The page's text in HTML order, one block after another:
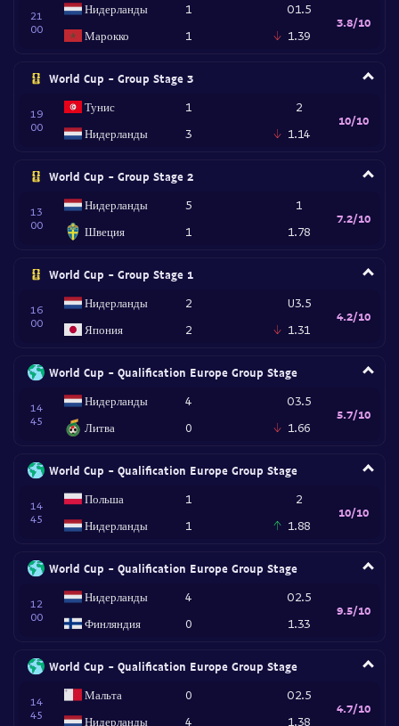
21
00
Нидерланды
Марокко
1
1
O1.5
1.39
3.8/10
World Cup - Group Stage 3
19
00
Тунис
Нидерланды
1
3
2
1.14
10/10
World Cup - Group Stage 2
13
00
Нидерланды
Швеция
5
1
1
1.78
7.2/10
World Cup - Group Stage 1
16
00
Нидерланды
Япония
2
2
U3.5
1.31
4.2/10
World Cup - Qualification Europe Group Stage
14
45
Нидерланды
Литва
4
0
O3.5
1.66
5.7/10
World Cup - Qualification Europe Group Stage
14
45
Польша
Нидерланды
1
1
2
1.88
10/10
World Cup - Qualification Europe Group Stage
12
00
Нидерланды
Финляндия
4
0
O2.5
1.33
9.5/10
World Cup - Qualification Europe Group Stage
14
45
Мальта
Нидерланды
0
4
O2.5
1.38
4.7/10